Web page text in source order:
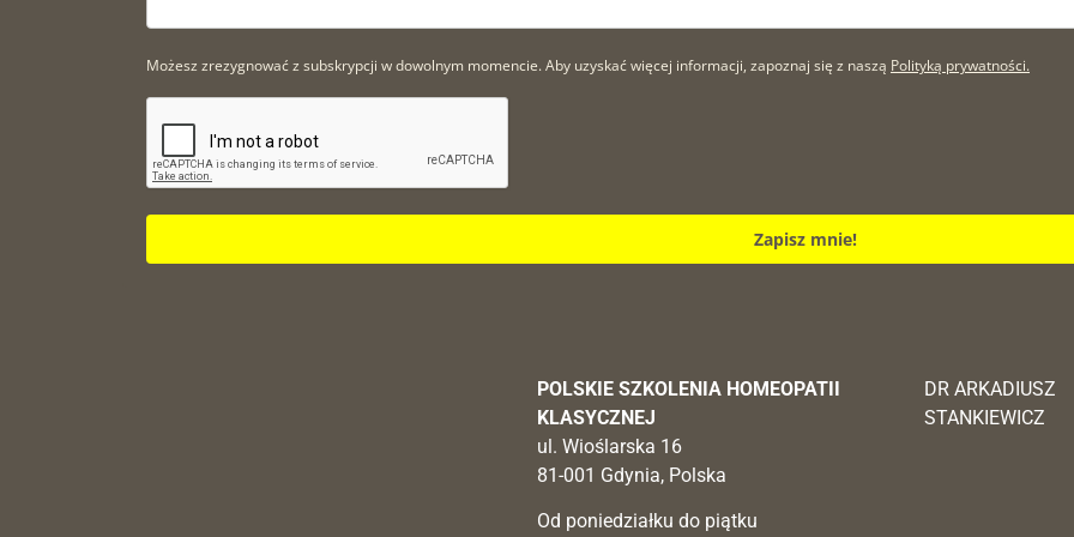
Możesz zrezygnować z subskrypcji w dowolnym momencie. Aby uzyskać więcej informacji, zapoznaj się z naszą Polityką prywatności.
Zapisz mnie!
POLSKIE SZKOLENIA HOMEOPATII
KLASYCZNEJ
ul. Wioślarska 16
81-001 Gdynia, Polska
Od poniedziałku do piątku
DR ARKADIUSZ
STANKIEWICZ